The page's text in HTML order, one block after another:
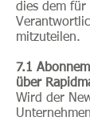
dies dem für
mitzuteilen.
7.1
über
Wird der